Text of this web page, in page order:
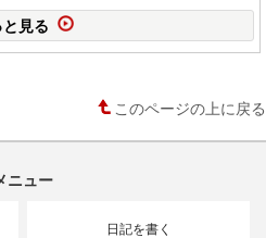
と見る
このページの上に戻る
ニュー
日記を書く